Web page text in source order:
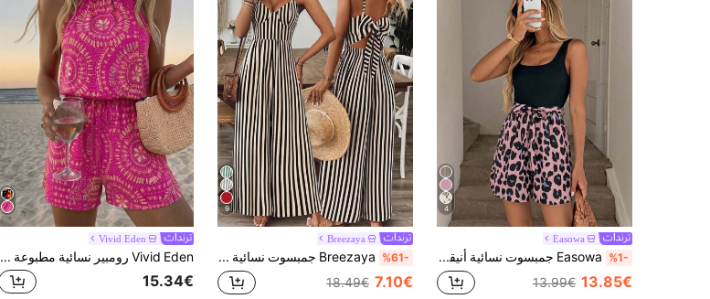
4
Easowa
%1- Easowa جمبسوت نسائية أنيقة للعطلات بياقة مربعة وربطة خصر عقدة الفراشة، قصة A-line، تصميم لوني متباين، طباعة نمر فينتاج، مناسبة للاستخدام اليومي
13.85€
13.99€
9
Breezaya
%61- Breezaya جمبسوت نسائية كاجوال بدون أكمام وبطن مكشوف بطبعة أزهار، مناسبة للربيع/الصيف
7.10€
18.49€
Vivid Eden
Vivid Eden رومبير نسائية مطبوعة بالزهور مع رباط للشد، مناسبة للعطلات الشاطئية
15.34€